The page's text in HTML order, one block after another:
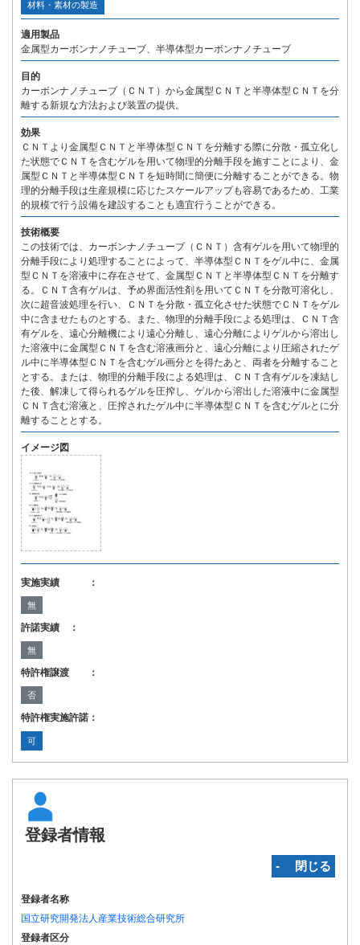
材料・素材の製造
適用製品
金属型カーボンナノチューブ、半導体型カーボンナノチューブ
目的
カーボンナノチューブ（ＣＮＴ）から金属型ＣＮＴと半導体型ＣＮＴを分
離する新規な方法および装置の提供。
効果
ＣＮＴより金属型ＣＮＴと半導体型ＣＮＴを分離する際に分散・孤立化し
た状態でＣＮＴを含むゲルを用いて物理的分離手段を施すことにより、金
属型ＣＮＴと半導体型ＣＮＴを短時間に簡便に分離することができる。物
理的分離手段は生産規模に応じたスケールアップも容易であるため、工業
的規模で行う設備を建設することも適宜行うことができる。
技術概要
この技術では、カーボンナノチューブ（ＣＮＴ）含有ゲルを用いて物理的
分離手段により処理することによって、半導体型ＣＮＴをゲル中に、金属
型ＣＮＴを溶液中に存在させて、金属型ＣＮＴと半導体型ＣＮＴを分離す
る。ＣＮＴ含有ゲルは、予め界面活性剤を用いてＣＮＴを分散可溶化し、
次に超音波処理を行い、ＣＮＴを分散・孤立化させた状態でＣＮＴをゲル
中に含ませたものとする。また、物理的分離手段による処理は、ＣＮＴ含
有ゲルを、遠心分離機により遠心分離し、遠心分離によりゲルから溶出し
た溶液中に金属型ＣＮＴを含む溶液画分と、遠心分離により圧縮されたゲ
ル中に半導体型ＣＮＴを含むゲル画分とを得たあと、両者を分離すること
とする。または、物理的分離手段による処理は、ＣＮＴ含有ゲルを凍結し
た後、解凍して得られるゲルを圧搾し、ゲルから溶出した溶液中に金属型
ＣＮＴ含む溶液と、圧搾されたゲル中に半導体型ＣＮＴを含むゲルとに分
離することとする。
イメージ図
実施実績 ：
無
許諾実績 ：
無
特許権譲渡 ：
否
特許権実施許諾：
可
登録者情報
‐ 閉じる
登録者名称
国立研究開発法人産業技術総合研究所
登録者区分